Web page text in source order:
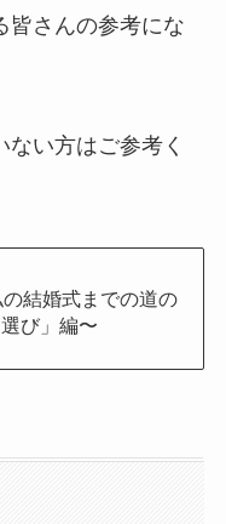
皆さんの参考にな
い方はご参考く
結婚式までの道の
び」編〜